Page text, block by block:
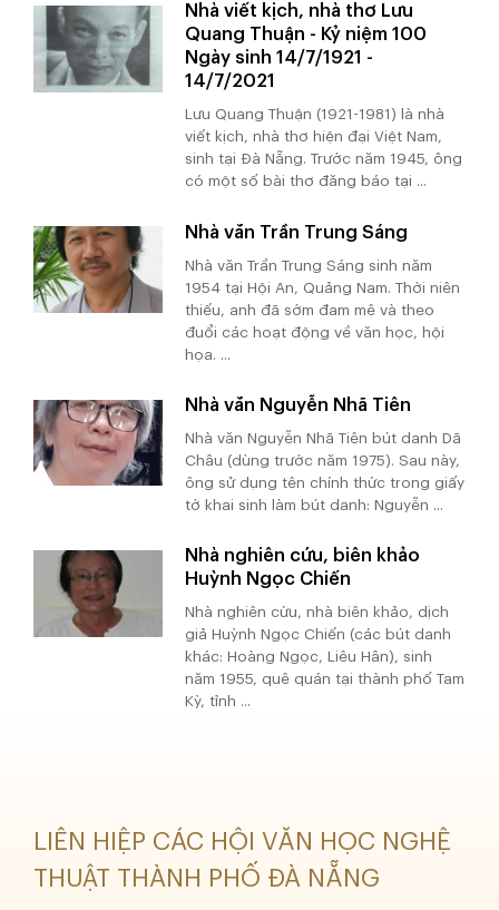
Nhà viết kịch, nhà thơ Lưu
Quang Thuận - Kỷ niệm 100
Ngày sinh 14/7/1921 -
14/7/2021
Lưu Quang Thuận (1921-1981) là nhà
viết kịch, nhà thơ hiện đại Việt Nam,
sinh tại Đà Nẵng. Trước năm 1945, ông
có một số bài thơ đăng báo tại ...
Nhà văn Trần Trung Sáng
Nhà văn Trần Trung Sáng sinh năm
1954 tại Hội An, Quảng Nam. Thời niên
thiếu, anh đã sớm đam mê và theo
đuổi các hoạt động về văn học, hội
họa. ...
Nhà văn Nguyễn Nhã Tiên
Nhà văn Nguyễn Nhã Tiên bút danh Dã
Châu (dùng trước năm 1975). Sau này,
ông sử dụng tên chính thức trong giấy
tờ khai sinh làm bút danh: Nguyễn ...
Nhà nghiên cứu, biên khảo
Huỳnh Ngọc Chiến
Nhà nghiên cứu, nhà biên khảo, dịch
giả Huỳnh Ngọc Chiến (các bút danh
khác: Hoàng Ngọc, Liêu Hân), sinh
năm 1955, quê quán tại thành phố Tam
Kỳ, tỉnh ...
LIÊN HIỆP CÁC HỘI VĂN HỌC NGHỆ
THUẬT THÀNH PHỐ ĐÀ NẴNG